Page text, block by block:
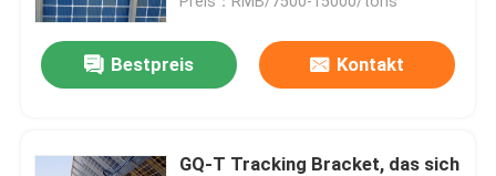
Bestpreis Kontakt
GQ-T Tracking Bracket, das sich